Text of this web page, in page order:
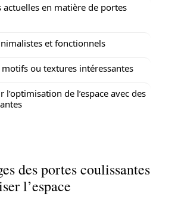
actuelles en matière de portes
et fonctionnels
motifs ou textures intéressantes
l’optimisation de l’espace avec des
des portes coulissantes
l’espace